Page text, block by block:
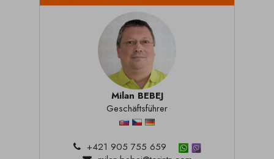
Milan BEBEJ
Geschäftsführer
+421 905 755 659